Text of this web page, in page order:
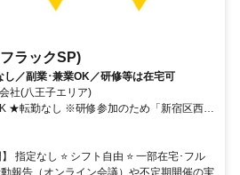
ラックSP)
し／副業･兼業OK／研修等は在宅可
社(八王子エリア)
★転勤なし ※研修参加のため「新宿区西新
指定なし ⭐ シフト自由 ⭐ 一部在宅･フル